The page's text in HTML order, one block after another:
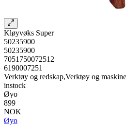
Kløyvøks Super
50235900
50235900
7051750072512
6190007251
Verktøy og redskap,Verktøy og
instock
Øyo
899
NOK
Øyo